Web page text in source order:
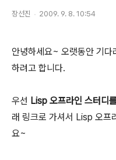
장선진 2009. 9. 8. 10:54
안녕하세요~ 오랫동안 기
하려고 합니다.
우선 Lisp 오프라인 스터디
래 링크로 가셔서 Lisp 오프
요~